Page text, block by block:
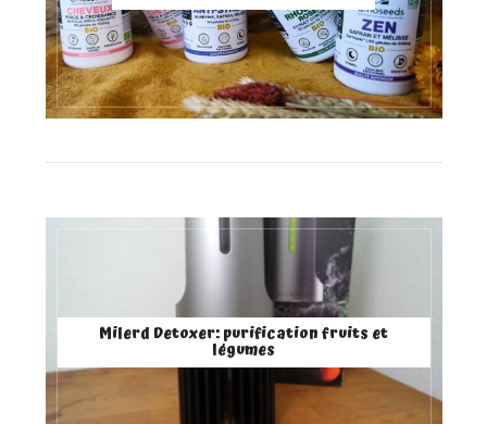
Milerd Detoxer: purification fruits et
légumes